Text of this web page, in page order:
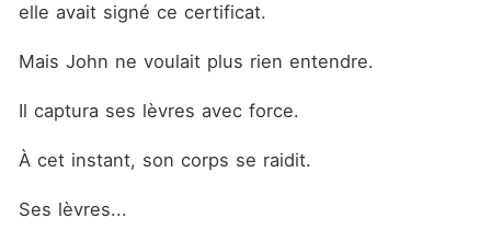
elle avait signé ce certificat.
Mais John ne voulait plus rien entendre.
Il captura ses lèvres avec force.
À cet instant, son corps se raidit.
Ses lèvres...